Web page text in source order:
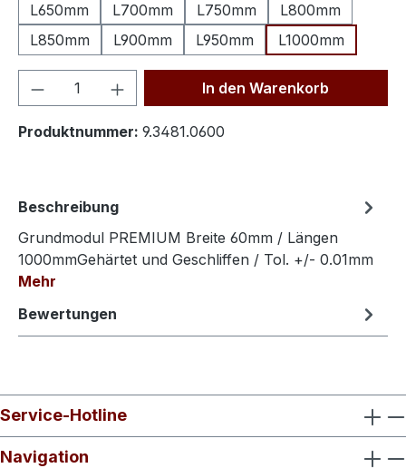
L650mm
L700mm L750mm
L800mm
L850mm
L900mm L950mm L1000mm
Produkt Anzahl: Gib denIn den Warenkorb
Produktnummer: 9.3481.0600
Beschreibung
Grundmodul PREMIUM Breite 60mm / Längen
1000mmGehärtet und Geschliffen / Tol. +/- 0.01mm
Mehr
Bewertungen
Service-Hotline
Navigation